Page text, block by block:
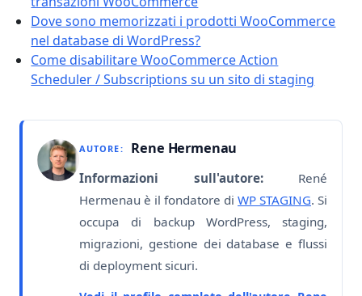
Dove sono memorizzati i prodotti WooCommerce
nel database di WordPress?
Come disabilitare WooCommerce Action
Scheduler / Subscriptions su un sito di staging
AUTORE: Rene Hermenau
Informazioni sull'autore:René
Hermenau è il fondatore di WP STAGING. Si
occupa di backup WordPress, staging,
migrazioni, gestione dei database e flussi
di deployment sicuri.